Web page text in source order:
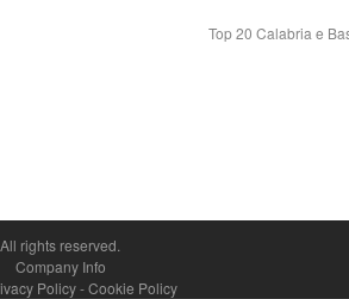
Top 20 Calabria e
rights reserved.
Company Info
Policy-Cookie Policy
Napoli: 07018010632 - Rea n.557643